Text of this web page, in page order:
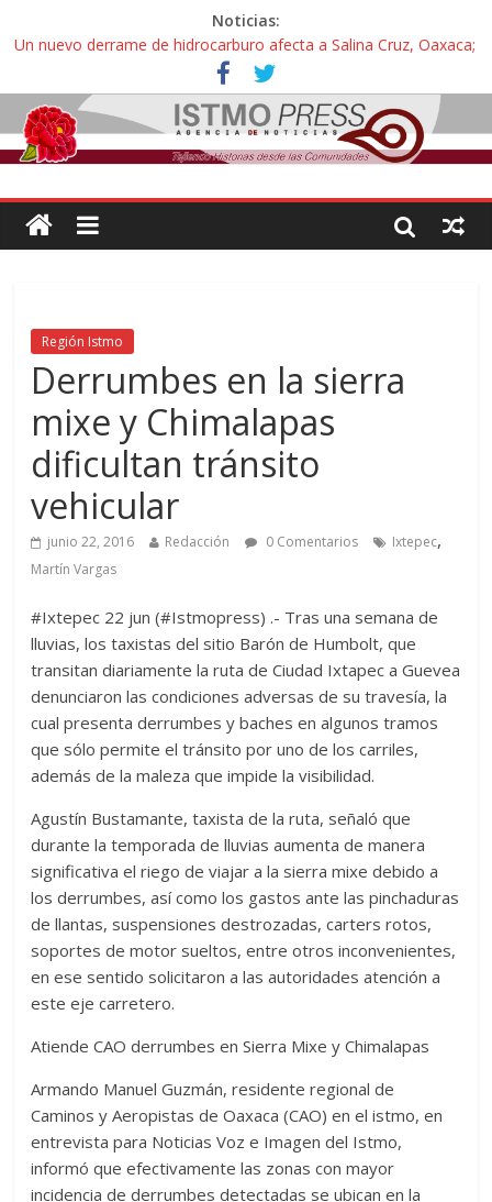
Noticias:
Un nuevo derrame de hidrocarburo afecta a Salina Cruz, Oaxaca;
ahora pescadores de Salinas del Marqués denuncian daños de
Pemex
Ángel, el joven autista expulsado por la Universidad Bienestar de
Ixtepec, Oaxaca vuelve a las aulas tras amparo
Familiares de periodista Alejandro Leyva se reúnen con titular de
intelectuales de su asesinato
Alertan pescadores de Juchitán, Oaxaca de nuevo despojo de su
Región Istmo
Derrumbes en la sierra
mixe y Chimalapas
dificultan tránsito
vehicular
junio 22, 2016 Redacción 0 Comentarios Ixtepec,
Martín Vargas
#Ixtepec 22 jun (#Istmopress) .- Tras una semana de
lluvias, los taxistas del sitio Barón de Humbolt, que
transitan diariamente la ruta de Ciudad Ixtapec a Guevea
denunciaron las condiciones adversas de su travesía, la
cual presenta derrumbes y baches en algunos tramos
que sólo permite el tránsito por uno de los carriles,
además de la maleza que impide la visibilidad.
Agustín Bustamante, taxista de la ruta, señaló que
durante la temporada de lluvias aumenta de manera
significativa el riego de viajar a la sierra mixe debido a
los derrumbes, así como los gastos ante las pinchaduras
de llantas, suspensiones destrozadas, carters rotos,
soportes de motor sueltos, entre otros inconvenientes,
en ese sentido solicitaron a las autoridades atención a
este eje carretero.
Atiende CAO derrumbes en Sierra Mixe y Chimalapas
Armando Manuel Guzmán, residente regional de
Caminos y Aeropistas de Oaxaca (CAO) en el istmo, en
entrevista para Noticias Voz e Imagen del Istmo,
informó que efectivamente las zonas con mayor
incidencia de derrumbes detectadas se ubican en la